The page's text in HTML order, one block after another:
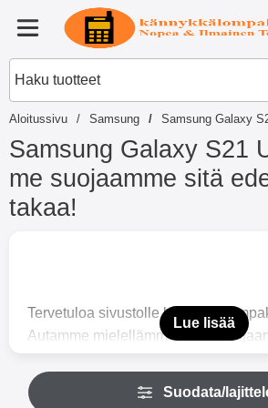
Valikko Ostoskori
Aloitussivu Samsung Samsung Galaxy
Samsung Galaxy S21
me suojaamme sitä
takaa!
Lue lisää
Tervetuloa sivustolle
Autamme mielellämme sinua
Samsung Galaxy S21 Ultra 5G (SM-
kuin vain pystymme. Tämä kännykkä
varmasti olet huomannut – melko
Suodata/